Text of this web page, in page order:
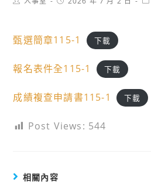
甄選簡章115-1 下載
報名表件全115-1 下載
成績複查申請書115-1 下載
Post Views: 544
相關內容